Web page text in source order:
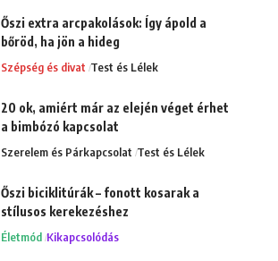
Őszi extra arcpakolások: Így ápold a
bőröd, ha jön a hideg
Szépség és divat Test és Lélek
20 ok, amiért már az elején véget érhet
a bimbózó kapcsolat
Szerelem és Párkapcsolat Test és Lélek
Őszi biciklitúrák – fonott kosarak a
stílusos kerekezéshez
Életmód Kikapcsolódás